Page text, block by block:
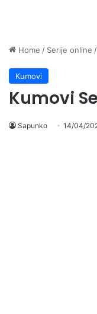
Home / Serije online /
Kumovi
Kumovi
Sapunko 14/04/